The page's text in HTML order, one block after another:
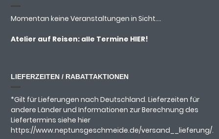
Momentan keine Veranstaltungen in Sicht....
Atelier auf Reisen: alle Termine HIER!
LIEFERZEITEN / RABATTAKTIONEN
*Gilt für Lieferungen nach Deutschland. Lieferzeiten für
andere Länder und Informationen zur Berechnung des
Liefertermins siehe hier
https://www.neptunsgeschmeide.de/versand__lieferung/.